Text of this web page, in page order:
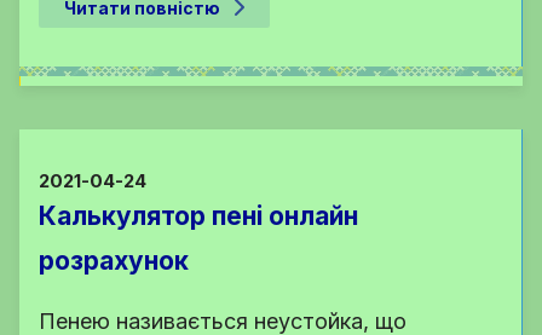
Читати повністю
2021-04-24
Калькулятор пені онлайн
розрахунок
Пенею називається неустойка, що